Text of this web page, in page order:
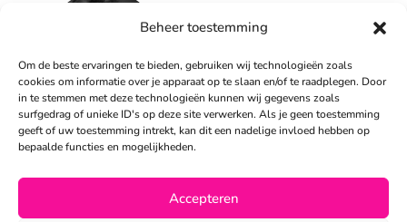
Beheer toestemming
Om de beste ervaringen te bieden, gebruiken wij technologieën zoals
cookies om informatie over je apparaat op te slaan en/of te raadplegen. Door
in te stemmen met deze technologieën kunnen wij gegevens zoals
surfgedrag of unieke ID's op deze site verwerken. Als je geen toestemming
geeft of uw toestemming intrekt, kan dit een nadelige invloed hebben op
bepaalde functies en mogelijkheden.
Accepteren
Sandra Peters:
06 – 26 050 230
info@alertpromotie.nl